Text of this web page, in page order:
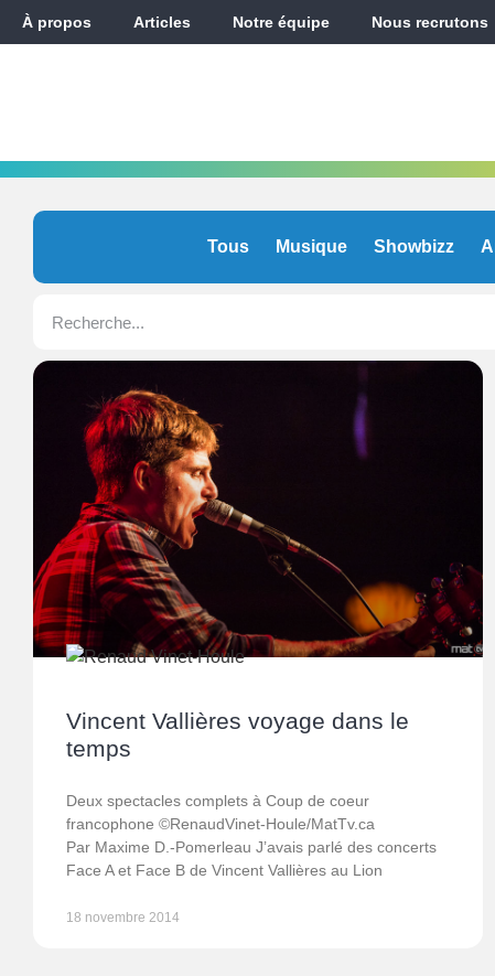
À propos Articles Notre équipe Nous recrutons
Tous Musique Showbizz
Vincent Vallières voyage dans le
temps
Deux spectacles complets à Coup de coeur
francophone ©RenaudVinet-Houle/MatTv.ca
Par Maxime D.-Pomerleau J’avais parlé des concerts
Face A et Face B de Vincent Vallières au Lion
18 novembre 2014